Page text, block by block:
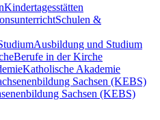
Kindertagesstätten
Schulen &
Ausbildung und Studium
Berufe in der Kirche
Katholische Akademie
Sachsen (KEBS)